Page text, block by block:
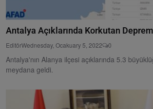
Antalya Açıklarında Korkutan
EditörWednesday, Ocakuary 5, 2022 0
Antalya'nın Alanya ilçesi açıklarında 5.3
meydana geldi.